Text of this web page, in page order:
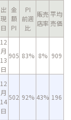
出
現
日
金
額
PI
PI
前週
比
販売
店率
平均
売価
12
月
13
日
905 83% 8% 909
12
月
14
日
502 92% 43% 196